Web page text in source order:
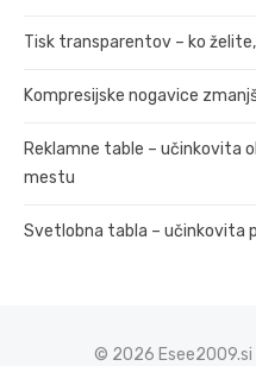
Tisk transparentov – ko
Kompresijske nogavice
Reklamne table – učinkovita
mestu
Svetlobna tabla – učinkovita
© 2026 Esee2009.si